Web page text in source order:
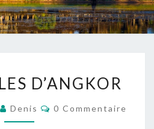
TEMPLES
D’ANGKOR
Denis Commentaires
0 Commentaire